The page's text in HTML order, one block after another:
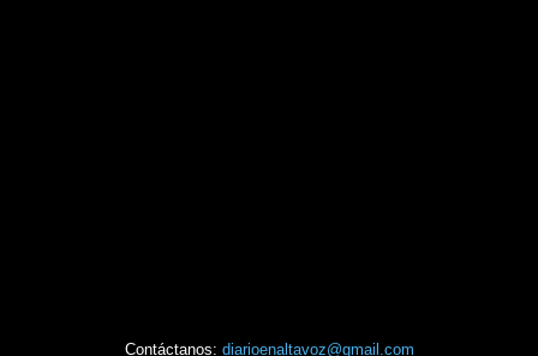
Contáctanos: diarioenaltavoz@gmail.com